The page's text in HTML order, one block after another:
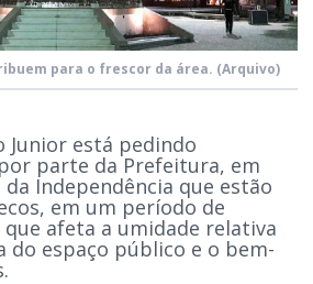
para o frescor da área. (Arquivo)
Junior está pedindo
parte da Prefeitura, em
da Independência que estão
em um período de
afeta a umidade relativa
do espaço público e o bem-